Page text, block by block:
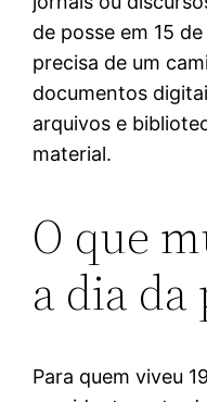
de posse em 15
precisa de um
documentos
arquivos e
material.
O que
a dia da
Para quem viveu